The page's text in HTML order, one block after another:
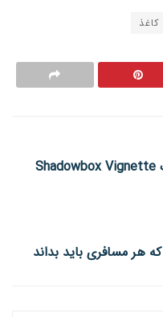
کاغذ
با استفاده از Vintage Finds یک Shadowbox Vignette
هر مسافری باید بداند